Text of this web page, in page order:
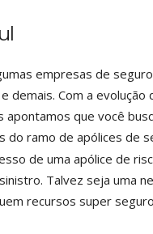
empresas de
Com a evolução
apontamos que você
do ramo de apólices de
de uma apólice de
Talvez seja uma
recursos super